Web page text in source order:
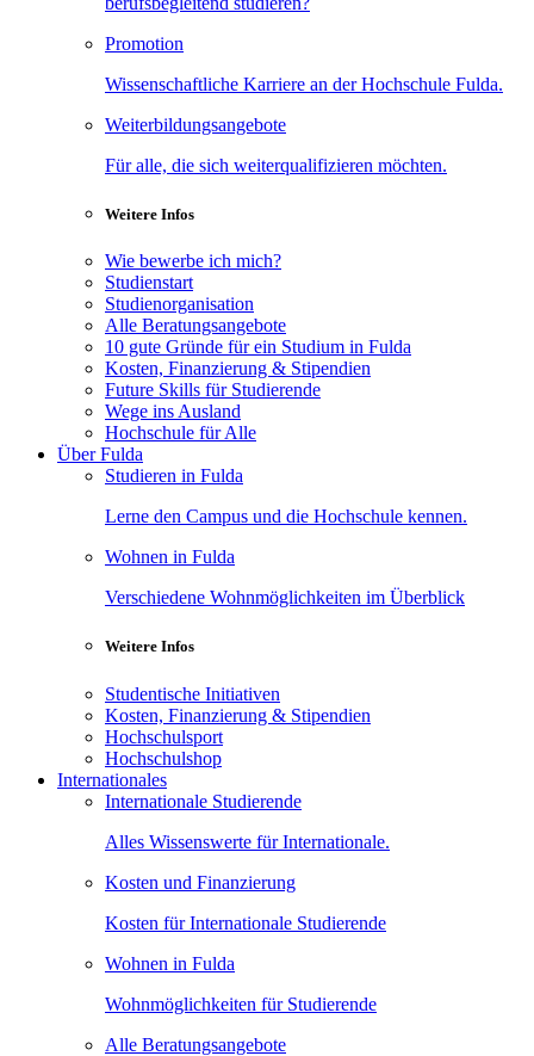
Promotion
Wissenschaftliche Karriere an der Hochschule Fulda.
Weiterbildungsangebote
Für alle, die sich weiterqualifizieren möchten.
Weitere Infos
Wie bewerbe ich mich?
Studienstart
Studienorganisation
Alle Beratungsangebote
10 gute Gründe für ein Studium in Fulda
Kosten, Finanzierung & Stipendien
Future Skills für Studierende
Wege ins Ausland
Hochschule für Alle
Über Fulda
Studieren in Fulda
Lerne den Campus und die Hochschule kennen.
Wohnen in Fulda
Verschiedene Wohnmöglichkeiten im Überblick
Weitere Infos
Studentische Initiativen
Kosten, Finanzierung & Stipendien
Hochschulsport
Hochschulshop
Internationales
Internationale Studierende
Alles Wissenswerte für Internationale.
Kosten und Finanzierung
Kosten für Internationale Studierende
Wohnen in Fulda
Wohnmöglichkeiten für Studierende
Alle Beratungsangebote